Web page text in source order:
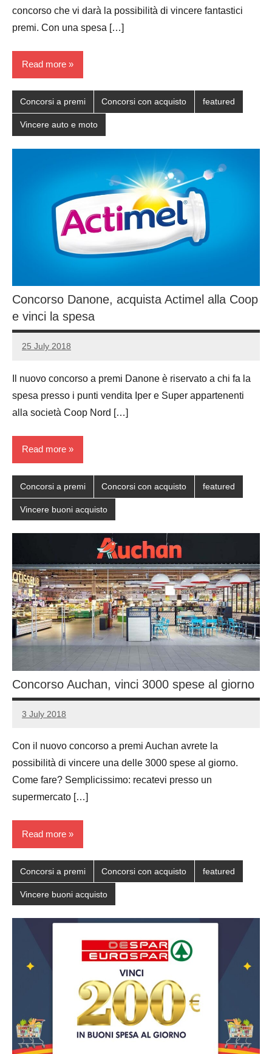
concorso che vi darà la possibilità di vincere fantastici
premi. Con una spesa […]
Read more
Concorsi a premi Concorsi con acquisto featured
Vincere auto e moto
Concorso Danone, acquista Actimel alla Coop
e vinci la spesa
25 July 2018
Luca
No
Il nuovo concorso a premi Danone è riservato a chi fa la
spesa presso i punti vendita Iper e Super appartenenti
alla società Coop Nord […]
Read more
Concorsi a premi Concorsi con acquisto featured
Vincere buoni acquisto
Concorso Auchan, vinci 3000 spese al giorno
3 July 2018
Luca
No
Con il nuovo concorso a premi Auchan avrete la
possibilità di vincere una delle 3000 spese al giorno.
Come fare? Semplicissimo: recatevi presso un
supermercato […]
Read more
Concorsi a premi Concorsi con acquisto featured
Vincere buoni acquisto